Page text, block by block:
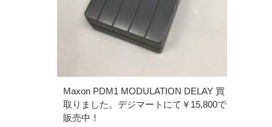
Maxon PDM1 MODULATION DELAY 買
取りました。デジマートにて￥15,800で
販売中！